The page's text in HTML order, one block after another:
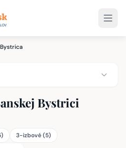
Bystrici
3-izbové (5)